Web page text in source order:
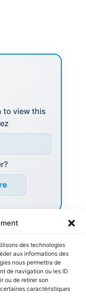
des technologies
aux informations des
nous permettra de
de navigation ou les ID
ou de retirer son
caractéristiques
to view this
Listing suivant